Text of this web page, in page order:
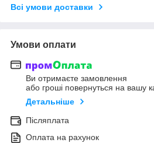
Всі умови доставки
Умови оплати
Ви отримаєте замовлення
або гроші повернуться на вашу
Детальніше
Післяплата
Оплата на рахунок